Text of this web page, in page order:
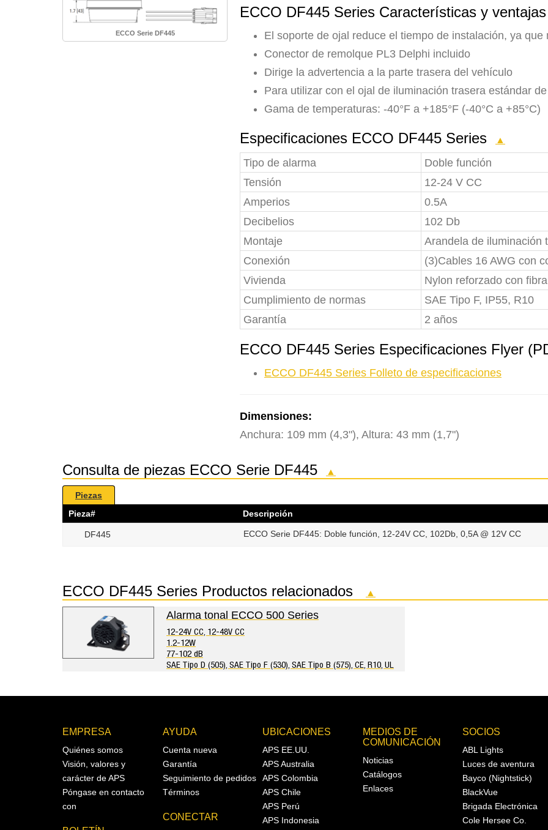
ECCO Serie DF445
ECCO DF445 Series Características y ventajas
El soporte de ojal reduce el tiempo de instalación, ya
Conector de remolque PL3 Delphi incluido
Dirige la advertencia a la parte trasera del vehículo
Para utilizar con el ojal de iluminación trasera estándar
Gama de temperaturas: -40°F a +185°F (-40°C a +85°C)
Especificaciones ECCO DF445 Series ▲
Tipo de alarma
Doble función
Tensión
12-24 V CC
Amperios
0.5A
Decibelios
102 Db
Montaje
Arandela de iluminación
Conexión
(3)Cables 16 AWG con
Vivienda
Nylon reforzado con
Cumplimiento de normas
SAE Tipo F, IP55, R10
Garantía
2 años
ECCO DF445 Series Especificaciones Flyer
ECCO DF445 Series Folleto de especificaciones
Dimensiones:
Anchura: 109 mm (4,3"), Altura: 43 mm (1,7")
Consulta de piezas ECCO Serie DF445 ▲
Piezas
Pieza#
Descripción
DF445 ECCO Serie DF445: Doble función, 12-24V CC, 102Db, 0,5A @ 12V CC
ECCO DF445 Series Productos relacionados ▲
Alarma tonal ECCO 500 Series
12-24V CC, 12-48V CC
1.2-12W
77-102 dB
SAE Tipo D (505), SAE Tipo F (530), SAE Tipo B (575), CE, R10, UL
EMPRESA
Quiénes somos
Visión, valores y
carácter de APS
Póngase en contacto
con
AYUDA
Cuenta nueva
Garantía
Seguimiento de pedidos
Términos
CONECTAR
UBICACIONES
APS EE.UU.
APS Australia
APS Colombia
APS Chile
APS Perú
APS Indonesia
MEDIOS DE
COMUNICACIÓN
Noticias
Catálogos
Enlaces
SOCIOS
ABL Lights
Luces de aventura
Bayco (Nightstick)
BlackVue
Brigada Electrónica
Cole Hersee Co.